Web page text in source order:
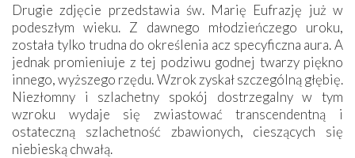
Drugie zdjęcie przedstawia św. Marię Eufrazję już w
podeszłym wieku. Z dawnego młodzieńczego uroku,
została tylko trudna do określenia acz specyficzna aura. A
jednak promieniuje z tej podziwu godnej twarzy piękno
innego, wyższego rzędu. Wzrok zyskał szczególną głębię.
Niezłomny i szlachetny spokój dostrzegalny w tym
wzroku wydaje się zwiastować transcendentną i
ostateczną szlachetność zbawionych, cieszących się
niebieską chwałą.